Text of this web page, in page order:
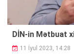
DİN-in Mətbuat
11 İyul 2023, 14:28